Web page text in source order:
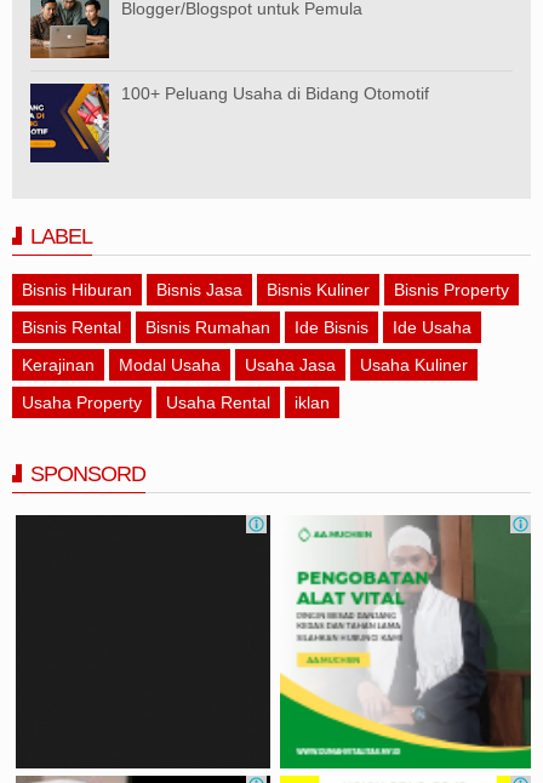
Blogger/Blogspot untuk Pemula
100+ Peluang Usaha di Bidang Otomotif
LABEL
Bisnis Hiburan Bisnis Jasa Bisnis Kuliner
Bisnis Property
Bisnis Rental
Bisnis Rumahan Ide Bisnis
Ide Usaha
Kerajinan
Modal Usaha Usaha Jasa
Usaha Kuliner
Usaha Property
Usaha Rental iklan
SPONSORD